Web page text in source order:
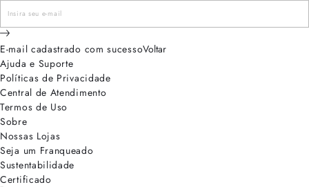
E-mail cadastrado com sucessoVoltar
Ajuda e Suporte
Políticas de Privacidade
Central de Atendimento
Termos de Uso
Sobre
Nossas Lojas
Seja um Franqueado
Sustentabilidade
Certificado